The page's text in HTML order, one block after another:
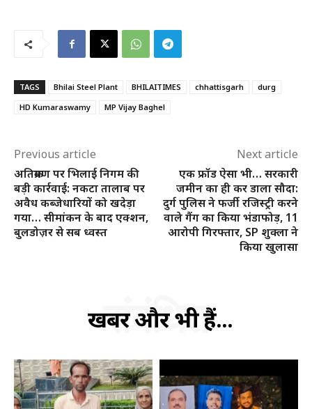
हमसे जुड़े
SUBSCRIBE NOW
TAGS Bhilai Steel Plant BHILAITIMES chhattisgarh
durg
HD Kumaraswamy
MP Vijay Baghel
Previous article
अतिक्रमण पर भिलाई निगम की
बड़ी कार्रवाई: नकटा तालाब पर
अवैध कब्जेधारियों को खदेड़ा
गया… सीमांकन के बाद एक्शन,
बुलडोज़र से सब ध्वस्त
Next article
एक फ्रॉड ऐसा भी… सरकारी
जमीन का ही कर डाला सौदा:
दुर्ग पुलिस ने फर्जी रजिस्ट्री करने
वाले गैंग का किया भंडाफोड़, 11
आरोपी गिरफ्तार, SP शुक्ला ने
किया खुलासा
खबरें और भी हैं...
संबंधित